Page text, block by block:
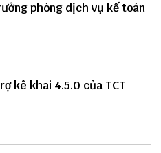
phòng dịch vụ kế toán
kê khai 4.5.0 của TCT